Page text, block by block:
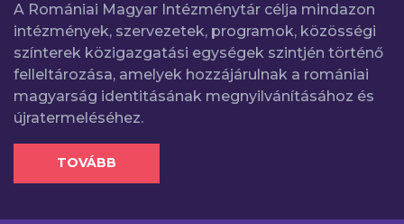
A Romániai Magyar Intézménytár célja mindazon
intézmények, szervezetek, programok, közösségi
színterek közigazgatási egységek szintjén történő
felleltározása, amelyek hozzájárulnak a romániai
magyarság identitásának megnyilvánításához és
újratermeléséhez.
TOVÁBB